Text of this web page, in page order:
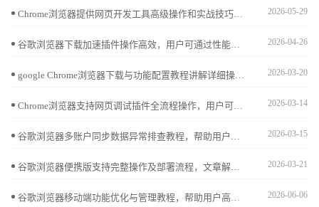
2026-05-29
2026-04-26
2026-03-20
2026-03-14
2026-03-15
2026-03-21
2026-06-06